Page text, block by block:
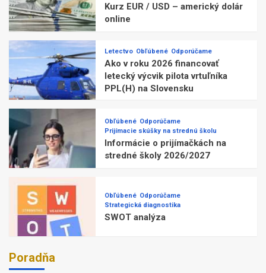
Kurz EUR / USD – americký dolár
online
Letectvo Obľúbené Odporúčame
Ako v roku 2026 financovať
letecký výcvik pilota vrtuľníka
PPL(H) na Slovensku
Obľúbené Odporúčame
Prijímacie skúšky na strednú školu
Informácie o prijímačkách na
stredné školy 2026/2027
Obľúbené Odporúčame
Strategická diagnostika
SWOT analýza
Poradňa